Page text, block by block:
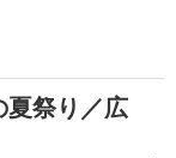
夏祭り／広